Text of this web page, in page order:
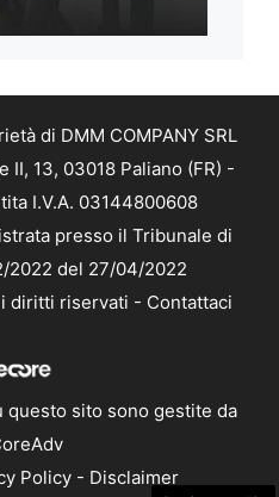
di DMM COMPANY SRL
II, 13, 03018 Paliano (FR) -
I.V.A. 03144800608
presso il Tribunale di
2022 del 27/04/2022
diritti riservati - Contattaci
questo sito sono gestite da
Policy- Disclaimer